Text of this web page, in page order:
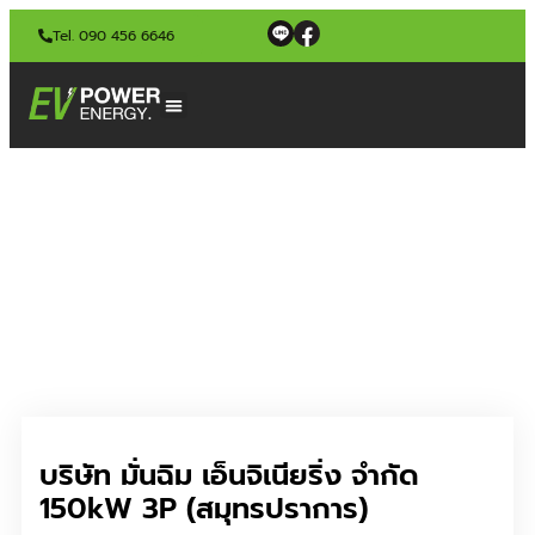
Tel. 090 456 6646
บริษัท มั่นฉิม เอ็นจิเนียริ่ง จำกัด
150kW 3P (สมุทรปราการ)